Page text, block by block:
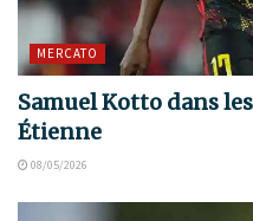
MERCATO
Samuel Kotto dans
Étienne
08/05/2026